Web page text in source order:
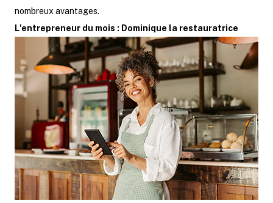
nombreux avantages.
L'entrepreneur du mois : Dominique la restauratrice